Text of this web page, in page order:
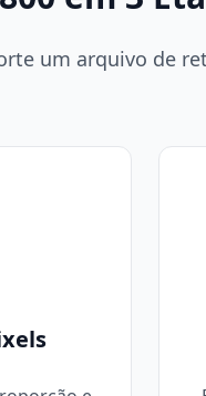
um arquivo de